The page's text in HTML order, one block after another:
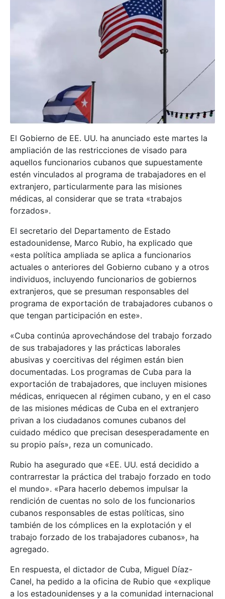
El Gobierno de EE. UU. ha anunciado este martes la
ampliación de las restricciones de visado para
aquellos funcionarios cubanos que supuestamente
estén vinculados al programa de trabajadores en el
extranjero, particularmente para las misiones
médicas, al considerar que se trata «trabajos
forzados».
El secretario del Departamento de Estado
estadounidense, Marco Rubio, ha explicado que
«esta política ampliada se aplica a funcionarios
actuales o anteriores del Gobierno cubano y a otros
individuos, incluyendo funcionarios de gobiernos
extranjeros, que se presuman responsables del
programa de exportación de trabajadores cubanos o
que tengan participación en este».
«Cuba continúa aprovechándose del trabajo forzado
de sus trabajadores y las prácticas laborales
abusivas y coercitivas del régimen están bien
documentadas. Los programas de Cuba para la
exportación de trabajadores, que incluyen misiones
médicas, enriquecen al régimen cubano, y en el caso
de las misiones médicas de Cuba en el extranjero
privan a los ciudadanos comunes cubanos del
cuidado médico que precisan desesperadamente en
su propio país», reza un comunicado.
Rubio ha asegurado que «EE. UU. está decidido a
contrarrestar la práctica del trabajo forzado en todo
el mundo». «Para hacerlo debemos impulsar la
rendición de cuentas no solo de los funcionarios
cubanos responsables de estas políticas, sino
también de los cómplices en la explotación y el
trabajo forzado de los trabajadores cubanos», ha
agregado.
En respuesta, el dictador de Cuba, Miguel Díaz-
Canel, ha pedido a la oficina de Rubio que «explique
a los estadounidenses y a la comunidad internacional